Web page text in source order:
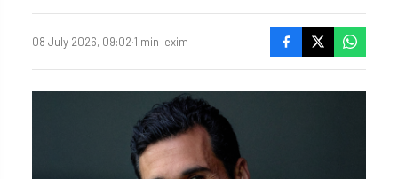
08 July 2026, 09:02·1 min lexim